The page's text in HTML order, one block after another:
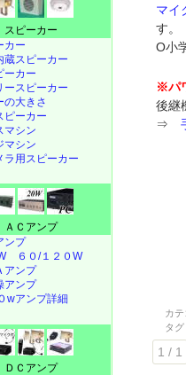
マイ
す。
O小
※パ
後継
⇒
カテ
タグ
1 / 1
スピーカー
カー
蔵スピーカー
ーカー
ースピーカー
の大きさ
ピーカー
マシン
マシン
ラ用スピーカー
ＡＣアンプ
ンプ
６０/１２０W
アンプ
アンプ
wアンプ詳細
ＤＣアンプ